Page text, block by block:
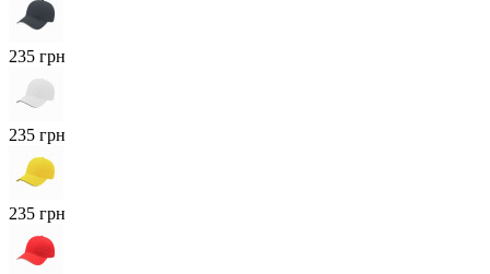
235 грн
235 грн
235 грн